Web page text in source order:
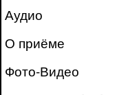
Аудио
О приёме
Фото-Видео